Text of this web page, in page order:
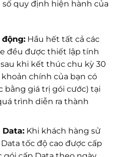
quy định hiện hành của
Hầu hết tất cả các
đều được thiết lập tính
khi kết thúc chu kỳ 30
chính của bạn có
bằng giá trị gói cước) tại
trình diễn ra thành
Khi khách hàng sử
tốc độ cao được cấp